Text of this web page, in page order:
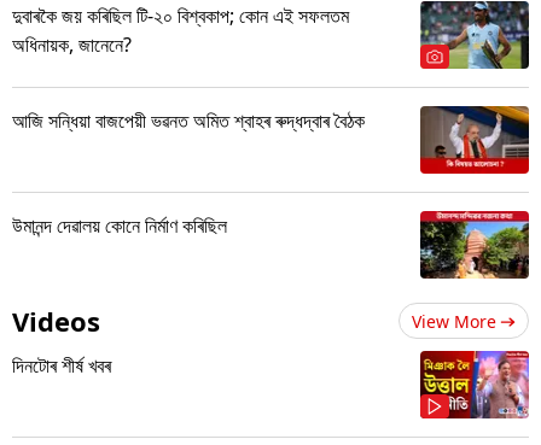
দুবাৰকৈ জয় কৰিছিল টি-২০ বিশ্বকাপ; কোন এই সফলতম
অধিনায়ক, জানেনে?
আজি সন্ধিয়া বাজপেয়ী ভৱনত অমিত শ্বাহৰ ৰুদ্ধদ্বাৰ বৈঠক
উমানন্দ দেৱালয় কোনে নিৰ্মাণ কৰিছিল
Videos View More
দিনটোৰ শীৰ্ষ খবৰ